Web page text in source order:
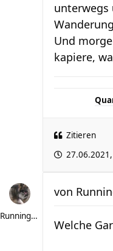
unterwegs
Und
kapiere,
Zitieren
RunningPotatoe
von
Welche